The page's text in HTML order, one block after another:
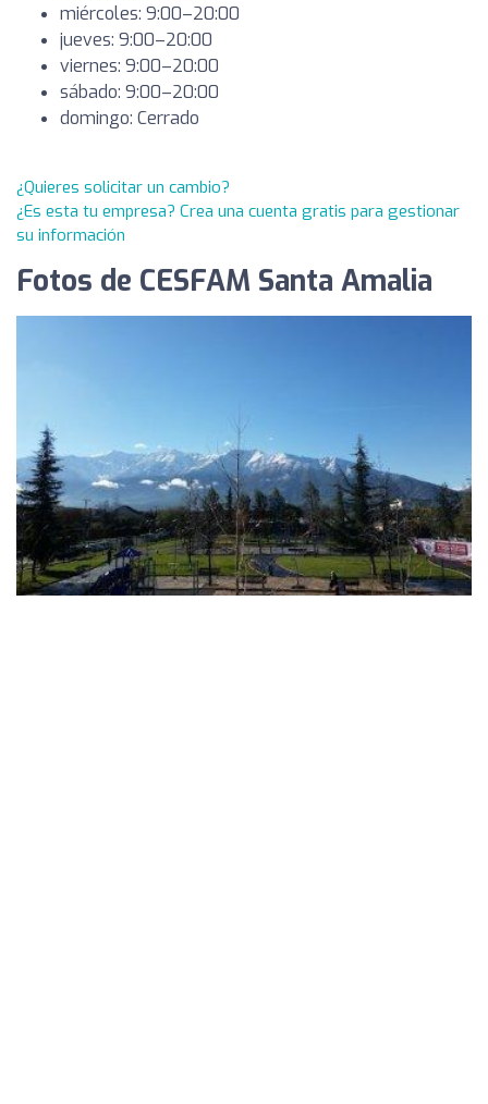
miércoles: 9:00–20:00
jueves: 9:00–20:00
viernes: 9:00–20:00
sábado: 9:00–20:00
domingo: Cerrado
¿Quieres solicitar un cambio?
¿Es esta tu empresa? Crea una cuenta gratis para gestionar
su información
Fotos de CESFAM Santa Amalia